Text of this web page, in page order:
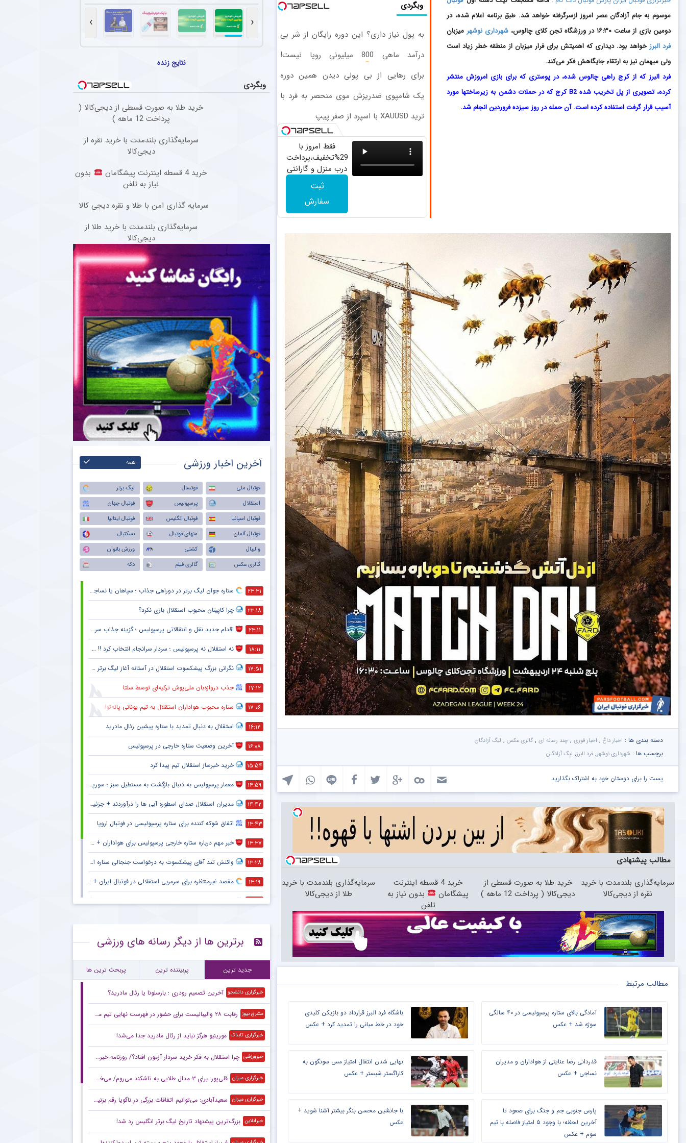
وبگردی
به پول نیاز داری؟ این دوره رایگان از شر بی
درآمد ماهی 800 میلیونی رویا نیست!
برای رهایی از بی پولی دیدن همین دوره
یک شامپوی ضدریزش موی منحصر به فرد با
ترید XAUUSD با اسپرد از صفر پیپ
فقط امروز با
29%تخفیف،پرداخت
درب منزل و گارانتی
وات بخر
ثبت
سفارش
موسوم به جام آزادگان عصر امروز ازسرگرفته خواهد شد. طبق برنامه اعلام شده، در
دومین بازی از ساعت ۱۶:۳۰ در ورزشگاه تجن کلای چالوس،
شهرداری نوشهر میزبان
فرد البرز خواهد بود. دیداری که اهمیتش برای فرار میزبان از منطقه خطر زیاد است
ولی میهمان نیز به ارتقاء جایگاهش فکر می‌کند.
فرد البرز که از کرج راهی چالوس شده، در پوستری که برای بازی امروزش منتشر
کرده، تصویری از پل تخریب شده B2 کرج که در حملات دشمن به زیرساختها مورد
آسیب قرار گرفت استفاده کرده است. آن حمله در روز سیزده فروردین انجام شد.
دسته بندی ها : اخبار داغ , اخبار فوری , چند رسانه ای , گالری عکس , لیگ آزادگان
برچسب ها : شهرداری نوشهر, فرد البرز, لیگ آزادگان
پست را برای دوستان خود به اشتراک بگذارید
مطالب پیشنهادی
سرمایه‌گذاری بلندمدت با خرید
نقره از دیجی‌کالا
خرید طلا به صورت قسطی از
دیجی‌کالا ( پرداخت 12 ماهه )
خرید 4 قسطه اینترنت
پیشگامان
بدون نیاز به
تلفن
سرمایه‌گذاری بلندمدت با خرید
طلا از دیجی‌کالا
مطالب مرتبط
آمادگی بالای ستاره پرسپولیسی در ۴۰ سالگی
سوژه شد + عکس
باشگاه فرد البرز قرارداد دو بازیکن کلیدی
خود در خط میانی را تمدید کرد + عکس
قدردانی رضا عنایتی از هواداران و مدیران
نساجی + عکس
نهایی شدن انتقال امتیاز مس سونگون به
کاراگستر شبستر + عکس
پارس جنوبی جم و جنگ برای صعود تا
آخرین لحظه؛ با وجود ۵ امتیاز فاصله با تیم
سوم + عکس
با جانشین محسن بنگر بیشتر آشنا شوید +
عکس
استقلال در دیدار دوستانه مقابل استقلال خوزستان بار دیگر با سه مدافع مرکزی به میدان رفت تا مشخص شود سهراب
اخبار اتفاق شوکه کننده برای ستاره پرسپولیسی در فوتبال اروپا
پرونده ادامه حضور رامین رضاییان در استقلال بسته شد و حالا او باید در فصل منتهی به جام ملت‌های آسیا
واکنش تند آقای پیشکسوت به درخواست جنجالی ستاره استقلال + جزئیات
شاهرخ بیانی پیشکسوت استقلال گفت : بازیکنی که سالی یک گل می‌زند با او قرارداد ۲۰۰ میلیاردی می‌بندند و این بازیکن «ناز» هم می‌کند که اگر فلان قدر ندهید قهر می‌کنم.
‹
›
نتایج زنده
وبگردی
خرید طلا به صورت قسطی از دیجی‌کالا (
پرداخت 12 ماهه )
سرمایه‌گذاری بلندمدت با خرید نقره از
دیجی‌کالا
خرید 4 قسطه اینترنت پیشگامان
بدون
نیاز به تلفن
سرمایه گذاری امن با طلا و نقره دیجی کالا
سرمایه‌گذاری بلندمدت با خرید طلا از
دیجی‌کالا
آخرین اخبار ورزشی همه
فوتبال ملی فوتسال
لیگ برتر
استقلال
پرسپولیس
فوتبال جهان
فوتبال اسپانیا
فوتبال انگلیس
فوتبال ایتالیا
فوتبال آلمان
منهای فوتبال
بسکتبال
والیبال
کشتی
ورزش بانوان
گالری عکس
گالری فیلم دکه
۲۳:۳۱ ستاره جوان لیگ برتر در دوراهی جذاب ؛ سپاهان یا نساجی ؟
۲۳:۱۸ چرا کاپیتان محبوب استقلال بازی نکرد؟
۲۳:۱۱ اقدام جدید نقل و انتقالاتی پرسپولیس ؛ گزینه جذاب سرخپوش می شود؟
۱۸:۱۱ نه استقلال نه پرسپولیس ؛ سردار سرانجام انتخاب کرد !! + جزئیات
۱۷:۵۱ نگرانی بزرگ پیشکسوت استقلال در آستانه آغاز لیگ برتر + جزئیات
۱۷:۱۲ جذب دروازه‌بان ملی‌پوش ترکیه‌ای توسط سلتا
۱۷:۰۶ ستاره محبوب هواداران استقلال به تیم یونانی پانه‌تولیکوس پیوست
۱۶:۱۲ استقلال به دنبال تمدید با ستاره پیشین رئال مادرید
۱۶:۰۸ آخرین وضعیت ستاره خارجی در پرسپولیس
۱۵:۵۴ خرید خبرساز استقلال تیم پیدا کرد
۱۴:۵۹ معمار پرسپولیس به دنبال بازگشت به مستطیل سبز ؛ سورپرایز بزرگ در راه است ؟ + جزئیات
۱۴:۴۲ مدیران استقلال صدای اسطوره آبی ها را درآوردند + جزئیات
۱۳:۴۳ اتفاق شوکه کننده برای ستاره پرسپولیسی در فوتبال اروپا
۱۳:۳۷ خبر مهم درباره ستاره خارجی پرسپولیس برای هواداران + جزئیات
۱۳:۲۸ واکنش تند آقای پیشکسوت به درخواست جنجالی ستاره استقلال + جزئیات
۱۳:۱۹ مقصد غیرمنتظره برای سرمربی استقلالی در فوتبال ایران + جزئیات
۱۲:۳۱
۱۲:۱۵ شرط جالب آندره‌آ کامبیاسو برای ترک یوونتوس
۱۲:۱۰ استفاده مجدد استقلال از سه ستاره مرکزی در بازی دوستانه
برترین ها از دیگر رسانه های ورزشی
جدید ترین پربیننده ترین پربحث ترین ها
خبرگزاری دانشجو آخرین تصمیم رودری ؛ بارسلونا یا رئال مادرید؟
مشرق نیوز رقابت ۲۸ والیبالیست برای حضور در فهرست نهایی تیم ملی
خبرگزاری تابناک مورینیو هرگز نباید از رئال مادرید جدا می‌شد!
خبرورزشی چرا استقلال به فکر خرید سردار آزمون افتاد؟/ روزنامه خبرورزشی شنبه را ببینید
خبرگزاری میزان قلی‌پور: برای ۳ مدال طلایی به تاشکند می‌روم/ می‌خواهیم بر بام آسیا بایستیم
خبرگزاری میزان سعیدآبادی: می‌توانیم اتفاقات بزرگی در ناگویا رقم بزنیم/ شاید حریفانم از سبک مبارزه من شگفت‌زده شوند
خبرانلاین بزرگ‌ترین پیشنهاد تاریخ لیگ برتر انگلیس رد شد!